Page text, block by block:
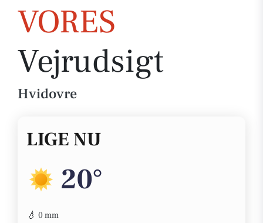
VORES
Vejrudsigt
Hvidovre
LIGE NU
20°
💧 0 mm